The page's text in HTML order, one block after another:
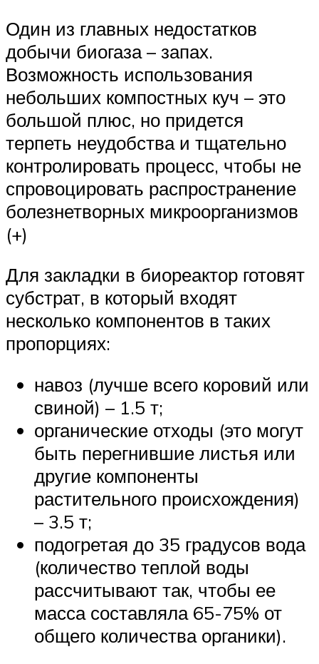
Один из главных недостатков
добычи биогаза – запах.
Возможность использования
небольших компостных куч – это
большой плюс, но придется
терпеть неудобства и тщательно
контролировать процесс, чтобы не
спровоцировать распространение
болезнетворных микроорганизмов
(+)
Для закладки в биореактор готовят
субстрат, в который входят
несколько компонентов в таких
пропорциях:
навоз (лучше всего коровий или
свиной) – 1.5 т;
органические отходы (это могут
быть перегнившие листья или
другие компоненты
растительного происхождения)
– 3.5 т;
подогретая до 35 градусов вода
(количество теплой воды
рассчитывают так, чтобы ее
масса составляла 65-75% от
общего количества органики).